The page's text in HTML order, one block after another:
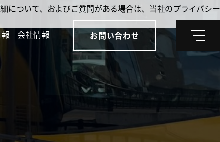
会社情報 お問い合わせ
メ
ュ
について、およびご質問がある場合は、当社のプライバシー